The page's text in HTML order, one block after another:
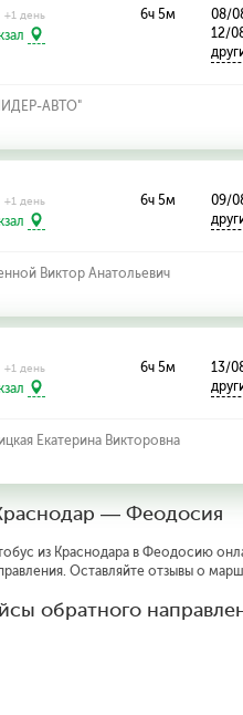
+1 день 6ч 5м
08/
12/
АВТО"
+1 день 6ч 5м
09/
Виктор Анатольевич
+1 день 6ч 5м
13/
Екатерина Викторовна
— Феодосия
из Краснодара в Феодосию
Оставляйте отзывы о
обратного